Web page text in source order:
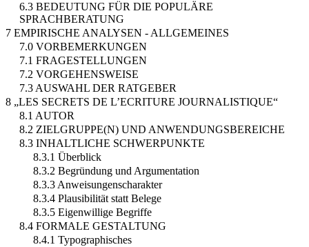
6.3 BEDEUTUNG FÜR DIE POPULÄRE
SPRACHBERATUNG
7 EMPIRISCHE ANALYSEN - ALLGEMEINES
7.0 VORBEMERKUNGEN
7.1 FRAGESTELLUNGEN
7.2 VORGEHENSWEISE
7.3 AUSWAHL DER RATGEBER
8 „LES SECRETS DE L’ECRITURE JOURNALISTIQUE“
8.1 AUTOR
8.2 ZIELGRUPPE(N) UND ANWENDUNGSBEREICHE
8.3 INHALTLICHE SCHWERPUNKTE
8.3.1 Überblick
8.3.2 Begründung und Argumentation
8.3.3 Anweisungenscharakter
8.3.4 Plausibilität statt Belege
8.3.5 Eigenwillige Begriffe
8.4 FORMALE GESTALTUNG
8.4.1 Typographisches